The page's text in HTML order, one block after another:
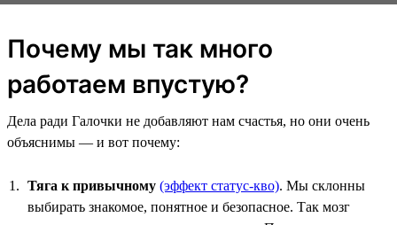
Почему мы так много
работаем впустую?
Дела ради Галочки не добавляют нам счастья, но они очень
объяснимы — и вот почему:
Тяга к привычному (эффект статус-кво). Мы склонны
выбирать знакомое, понятное и безопасное. Так мозг